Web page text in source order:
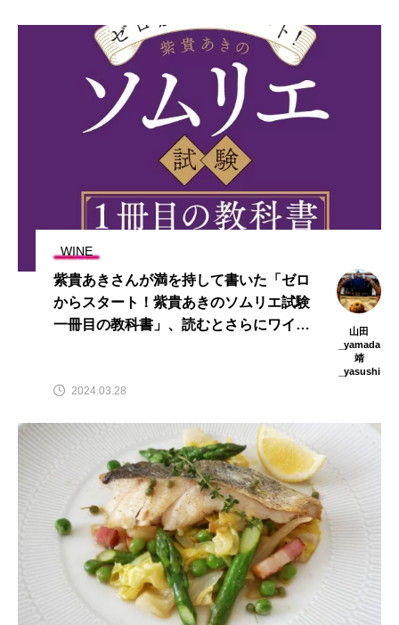
WINE
紫貴あきさんが満を持して書いた「ゼロ
からスタート！紫貴あきのソムリエ試験
一冊目の教科書」、読むとさらにワイン
山田
_yamada
靖
_yasushi
2024.03.28